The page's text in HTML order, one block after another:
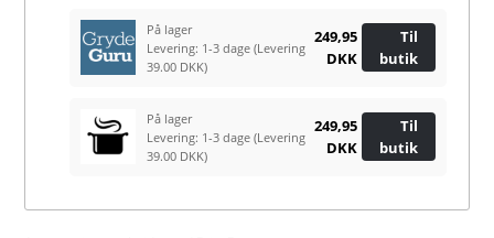
På lager
Levering: 1-3 dage(Levering
39.00 DKK)
249,95
DKK
Til
butik
På lager
Levering: 1-3 dage(Levering
39.00 DKK)
249,95
DKK
Til
butik